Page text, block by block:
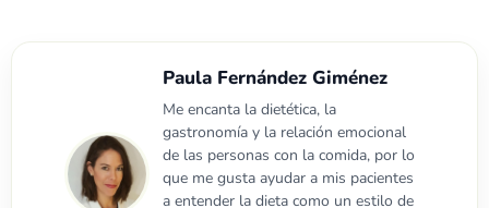
Paula Fernández Giménez
Me encanta la dietética, la
gastronomía y la relación emocional
de las personas con la comida, por lo
que me gusta ayudar a mis pacientes
a entender la dieta como un estilo de